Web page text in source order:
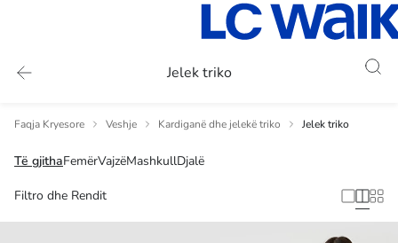
Jelek triko
Faqja Kryesore Veshje Kardiganë dhe jelekë triko Jelek triko
Të gjithaFemërVajzëMashkullDjalë
Filtro dhe Rendit